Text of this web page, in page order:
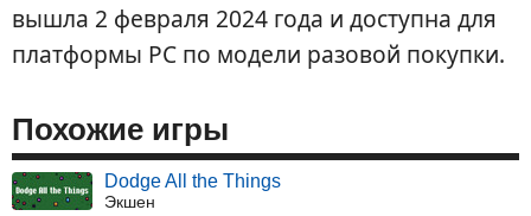
вышла 2 февраля 2024 года и доступна для
платформы PC по модели разовой покупки.
Похожие игры
Dodge All the Things
Экшен